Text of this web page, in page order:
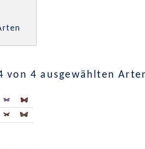
von 4 ausgewählten